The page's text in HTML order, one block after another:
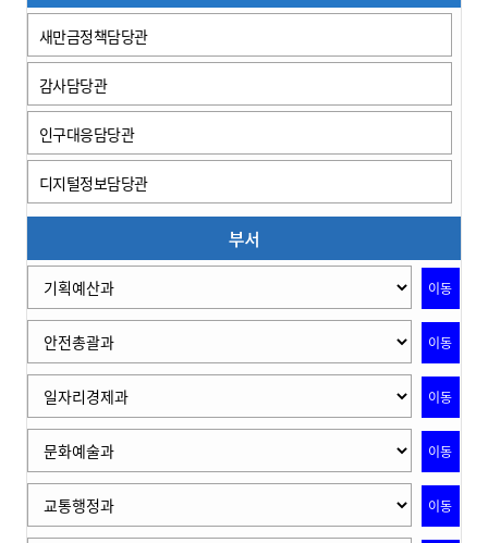
새만금정책담당관
감사담당관
인구대응담당관
디지털정보담당관
부서
이동
이동
이동
이동
이동